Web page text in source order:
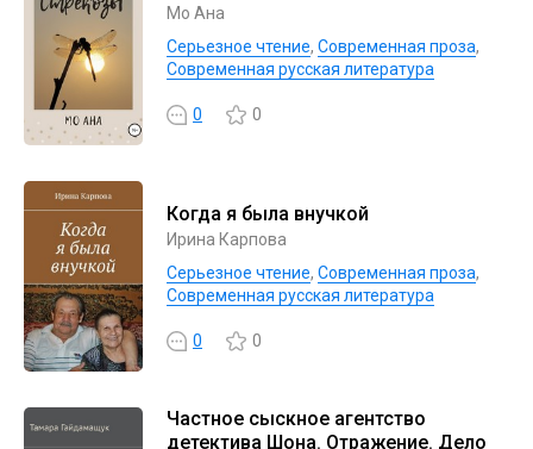
Мо Ана
Серьезное чтение, Современная проза,
Современная русская литература
0 0
Когда я была внучкой
Ирина Карпова
Серьезное чтение, Современная проза,
Современная русская литература
0 0
Частное сыскное агентство
детектива Шона. Отражение. Дело